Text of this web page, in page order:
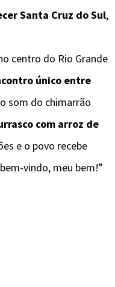
Santa Cruz do Sul,
centro do Rio Grande
único entre
som do chimarrão
com arroz de
e o povo recebe
vindo, meu bem!”